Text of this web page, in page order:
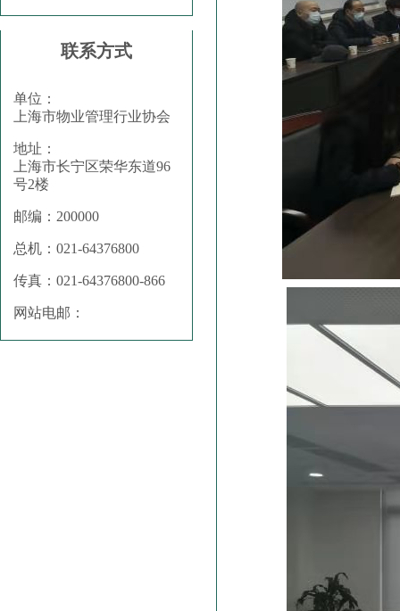
联系方式
单位：
上海市物业管理行业协会
地址：
上海市长宁区荣华东道96
号2楼
邮编：200000
总机：021-64376800
传真：021-64376800-866
网站电邮：